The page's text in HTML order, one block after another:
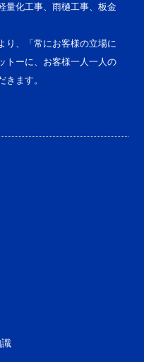
量化工事、雨樋工事、板金
り、「常にお客様の立場に
トーに、お客様一人一人の
きます。